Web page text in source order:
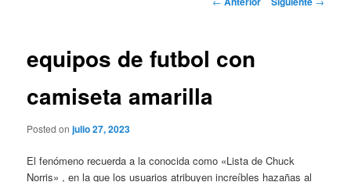
equipos de futbol con
camiseta amarilla
Posted onjulio 27, 2023
El fenómeno recuerda a la conocida como «Lista de Chuck
Norris» , en la que los usuarios atribuyen increíbles hazañas al